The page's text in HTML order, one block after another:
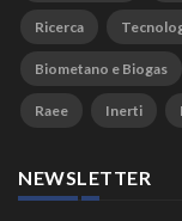
Ricerca
Biometano e Biogas
Raee Inerti
NEWSLETTER